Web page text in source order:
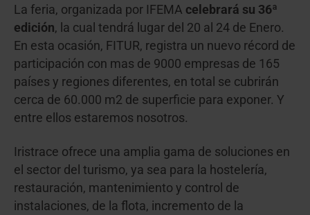
La feria, organizada por IFEMA celebrará su 36ª
edición, la cual tendrá lugar del 20 al 24 de Enero.
En esta ocasión, FITUR, registra un nuevo récord de
participación con mas de 9000 empresas de 165
países y regiones diferentes, en total se cubrirán
cerca de 60.000 m2 de superficie para exponer. Y
entre ellos estaremos nosotros.
Iristrace ofrece una amplia gama de soluciones en
el sector del turismo, ya sea para la hostelería,
restauración, mantenimiento y control de
instalaciones, de la flota, incremento de la